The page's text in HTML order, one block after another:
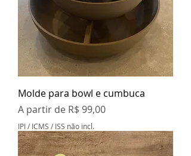
Molde para bowl e cumbuca
A partir de R$ 99,00
Preço promocional
IPI / ICMS / ISS não incl.